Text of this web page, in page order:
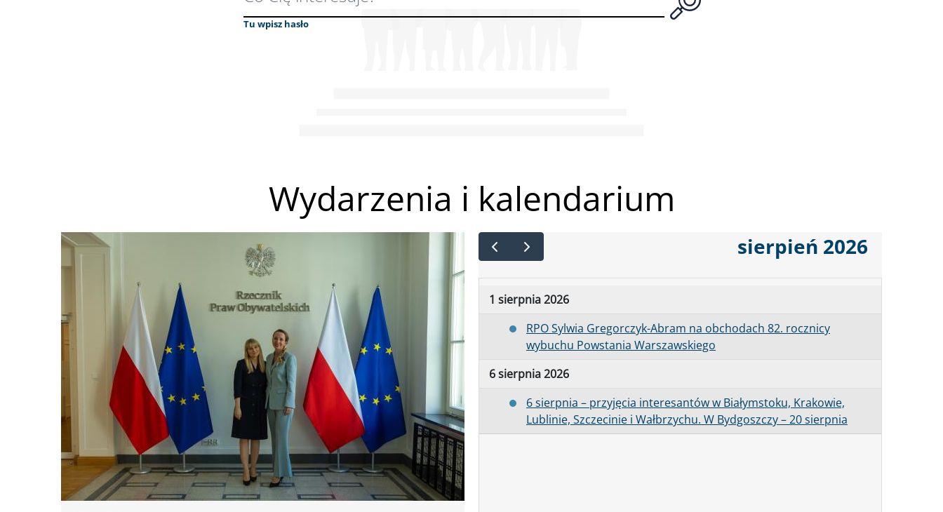
Tu wpisz hasło
Wydarzenia i kalendarium
Obraz sierpień 2026
1 sierpnia 2026
RPO Sylwia Gregorczyk-Abram na obchodach 82. rocznicy
wybuchu Powstania Warszawskiego
6 sierpnia 2026
6 sierpnia – przyjęcia interesantów w Białymstoku, Krakowie,
Lublinie, Szczecinie i Wałbrzychu. W Bydgoszczy – 20 sierpnia